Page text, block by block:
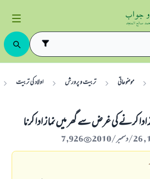
موضوعاتی تربیت و پرورش اولاد کی تربیت
كرنے كى غرض سے گھر ميں نماز ادا كرنا
7,926